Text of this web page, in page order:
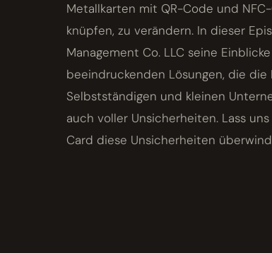
Metallkarten mit QR-Code und
knüpfen, zu verändern. In dieser
Management Co. LLC seine
beeindruckenden Lösungen, die
Selbstständigen und kleinen
auch voller Unsicherheiten. Lass
Card diese Unsicherheiten